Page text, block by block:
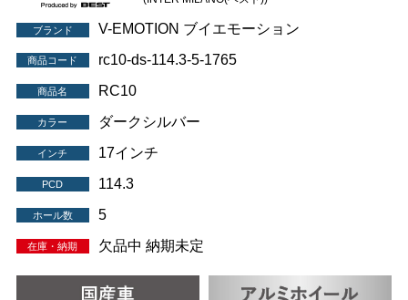
ブランド V-EMOTION ブイエモーション
商品コード rc10-ds-114.3-5-1765
商品名 RC10
カラー ダークシルバー
インチ 17インチ
PCD 114.3
ホール数 5
在庫・納期 欠品中 納期未定